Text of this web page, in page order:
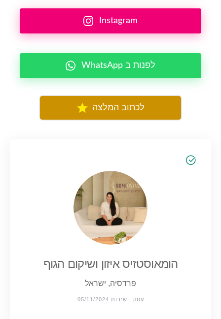
Instagram
WhatsApp לפנות ב
לכתוב המלצה
הומאוסטזיס איזון ושיקום הגוף
פרדסיה, ישראל
עסק , שירות 05/11/2024